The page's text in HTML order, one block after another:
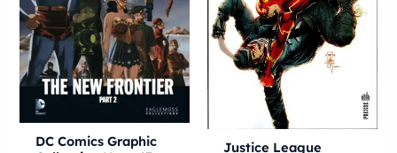
DC Comics Graphic
Justice League